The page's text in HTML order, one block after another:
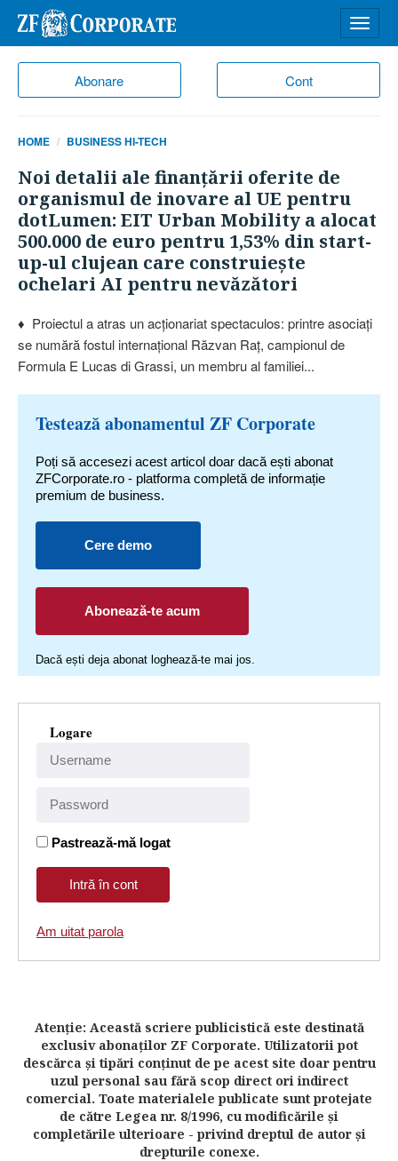
Abonare Cont
meniu
HOME BUSINESS HI-TECH
Noi detalii ale finanţării oferite de
organismul de inovare al UE pentru
dotLumen: EIT Urban Mobility a alocat
500.000 de euro pentru 1,53% din start-
up-ul clujean care construieşte
ochelari AI pentru nevăzători
♦ Proiectul a atras un acţionariat spectaculos: printre asociaţi
se numără fostul internaţional Răzvan Raţ, campionul de
Formula E Lucas di Grassi, un membru al familiei...
Testează abonamentul ZF Corporate
Poți să accesezi acest articol doar dacă ești abonat
ZFCorporate.ro - platforma completă de informație
premium de business.
Cere demo
Abonează-te acum
Dacă ești deja abonat loghează-te mai jos.
Logare
Pastrează-mă logat
Am uitat parola
Atenţie: Această scriere publicistică este destinată
exclusiv abonaţilor ZF Corporate. Utilizatorii pot
descărca şi tipări conţinut de pe acest site doar pentru
uzul personal sau fără scop direct ori indirect
comercial. Toate materialele publicate sunt protejate
de către Legea nr. 8/1996, cu modificările şi
completările ulterioare - privind dreptul de autor şi
drepturile conexe.